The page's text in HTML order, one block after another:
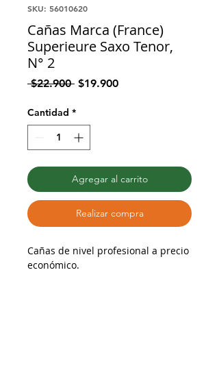
SKU: 56010620
Cañas Marca (France)
Superieure Saxo Tenor,
N° 2
$22.900 Precio
$19.900Precio
Cantidad *
Agregar al carrito
Realizar compra
Cañas de nivel profesional a precio
económico.